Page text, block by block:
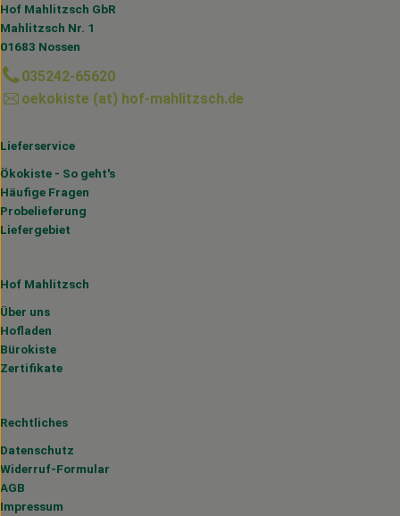
Hof Mahlitzsch GbR
Mahlitzsch Nr. 1
01683 Nossen
035242-65620
oekokiste (at) hof-mahlitzsch.de
Lieferservice
Ökokiste - So geht's
Häufige Fragen
Probelieferung
Liefergebiet
Hof Mahlitzsch
Über uns
Hofladen
Bürokiste
Zertifikate
Rechtliches
Datenschutz
Widerruf-Formular
AGB
Impressum